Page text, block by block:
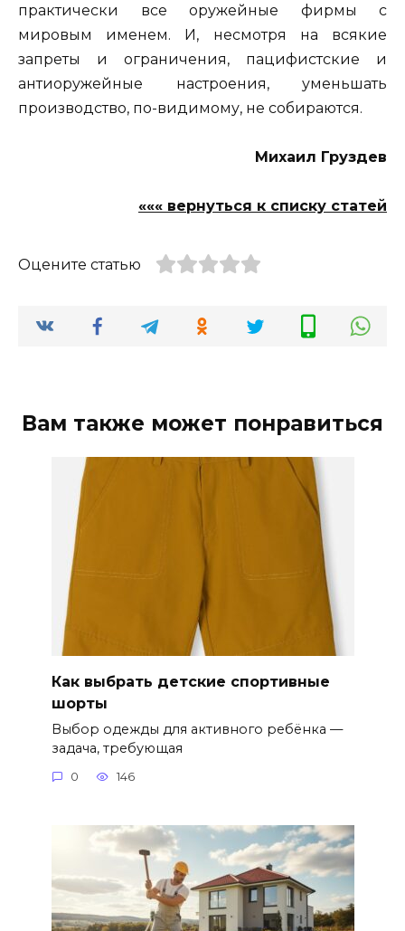
практически все оружейные фирмы с
мировым именем. И, несмотря на всякие
запреты и ограничения, пацифистские и
антиоружейные настроения, уменьшать
производство, по-видимому, не собираются.
Михаил Груздев
««« вернуться к списку статей
Оцените статью
Вам также может понравиться
Как выбрать детские спортивные
шорты
Выбор одежды для активного ребёнка —
задача, требующая
0 146